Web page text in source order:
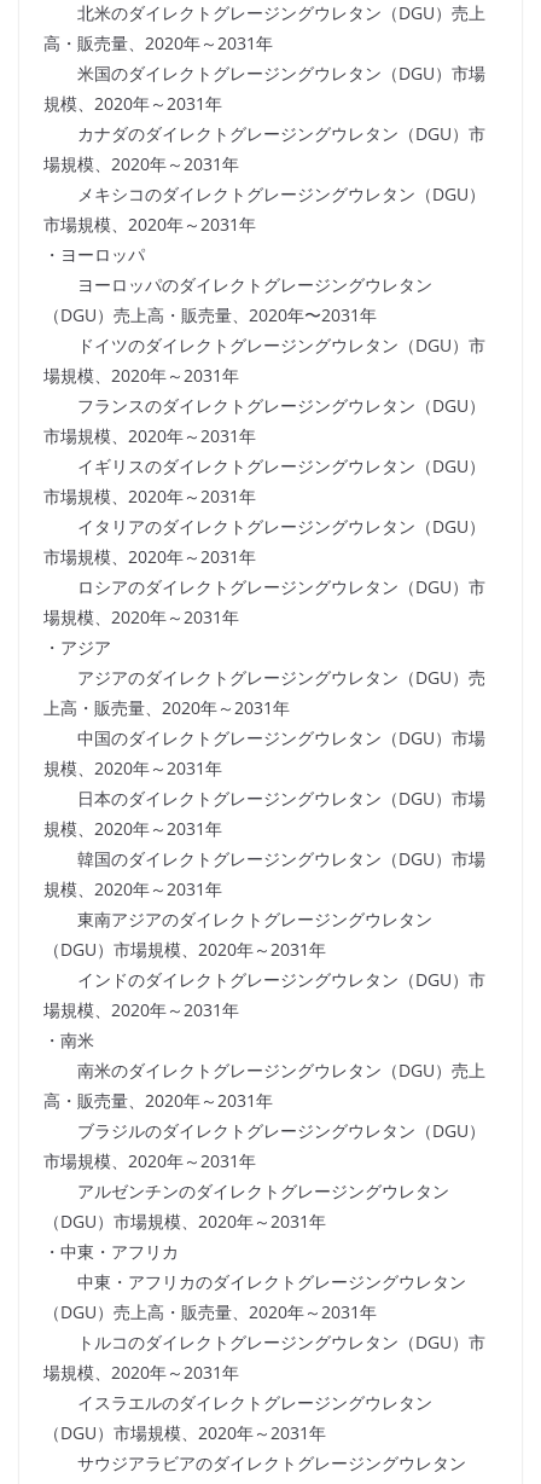
北米のダイレクトグレージングウレタン（DGU）売上
高・販売量、2020年～2031年
米国のダイレクトグレージングウレタン（DGU）市場
規模、2020年～2031年
カナダのダイレクトグレージングウレタン（DGU）市
場規模、2020年～2031年
メキシコのダイレクトグレージングウレタン（DGU）
市場規模、2020年～2031年
・ヨーロッパ
ヨーロッパのダイレクトグレージングウレタン
（DGU）売上高・販売量、2020年〜2031年
ドイツのダイレクトグレージングウレタン（DGU）市
場規模、2020年～2031年
フランスのダイレクトグレージングウレタン（DGU）
市場規模、2020年～2031年
イギリスのダイレクトグレージングウレタン（DGU）
市場規模、2020年～2031年
イタリアのダイレクトグレージングウレタン（DGU）
市場規模、2020年～2031年
ロシアのダイレクトグレージングウレタン（DGU）市
場規模、2020年～2031年
・アジア
アジアのダイレクトグレージングウレタン（DGU）売
上高・販売量、2020年～2031年
中国のダイレクトグレージングウレタン（DGU）市場
規模、2020年～2031年
日本のダイレクトグレージングウレタン（DGU）市場
規模、2020年～2031年
韓国のダイレクトグレージングウレタン（DGU）市場
規模、2020年～2031年
東南アジアのダイレクトグレージングウレタン
（DGU）市場規模、2020年～2031年
インドのダイレクトグレージングウレタン（DGU）市
場規模、2020年～2031年
・南米
南米のダイレクトグレージングウレタン（DGU）売上
高・販売量、2020年～2031年
ブラジルのダイレクトグレージングウレタン（DGU）
市場規模、2020年～2031年
アルゼンチンのダイレクトグレージングウレタン
（DGU）市場規模、2020年～2031年
・中東・アフリカ
中東・アフリカのダイレクトグレージングウレタン
（DGU）売上高・販売量、2020年～2031年
トルコのダイレクトグレージングウレタン（DGU）市
場規模、2020年～2031年
イスラエルのダイレクトグレージングウレタン
（DGU）市場規模、2020年～2031年
サウジアラビアのダイレクトグレージングウレタン